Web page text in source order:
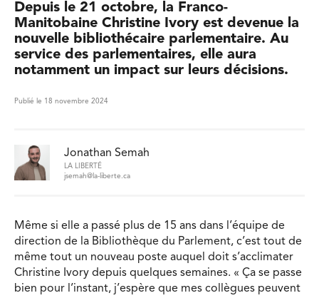
Depuis le 21 octobre, la Franco-
Manitobaine Christine Ivory est devenue la
nouvelle bibliothécaire parlementaire. Au
service des parlementaires, elle aura
notamment un impact sur leurs décisions.
Publié le 18 novembre 2024
Jonathan Semah
LA LIBERTÉ
jsemah@la-liberte.ca
Même si elle a passé plus de 15 ans dans l’équipe de
direction de la Bibliothèque du Parlement, c’est tout de
même tout un nouveau poste auquel doit s’acclimater
Christine Ivory depuis quelques semaines. « Ça se passe
bien pour l’instant, j’espère que mes collègues peuvent